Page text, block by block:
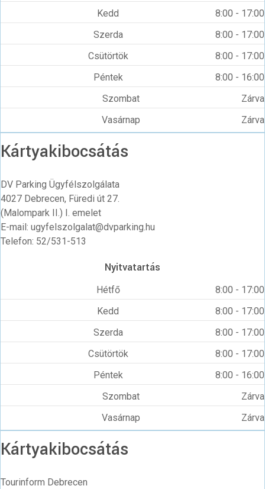
Kedd
8:00 - 17:00
Szerda
8:00 - 17:00
Csütörtök
8:00 - 17:00
Péntek
8:00 - 16:00
Szombat
Zárva
Vasárnap
Zárva
Kártyakibocsátás
DV Parking Ügyfélszolgálata
4027 Debrecen, Füredi út 27.
(Malompark II.) I. emelet
E-mail: ugyfelszolgalat@dvparking.hu
Telefon: 52/531-513
Nyitvatartás
Hétfő
8:00 - 17:00
Kedd
8:00 - 17:00
Szerda
8:00 - 17:00
Csütörtök
8:00 - 17:00
Péntek
8:00 - 16:00
Szombat
Zárva
Vasárnap
Zárva
Kártyakibocsátás
Tourinform Debrecen